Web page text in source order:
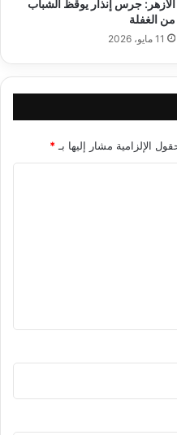
الأزهر: جرس إنذار يوقظ الشباب
من الغفلة
11 مايو، 2026
الإلزامية مشار إليها بـ*